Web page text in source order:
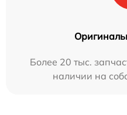
Более 20 тыс.
наличии на